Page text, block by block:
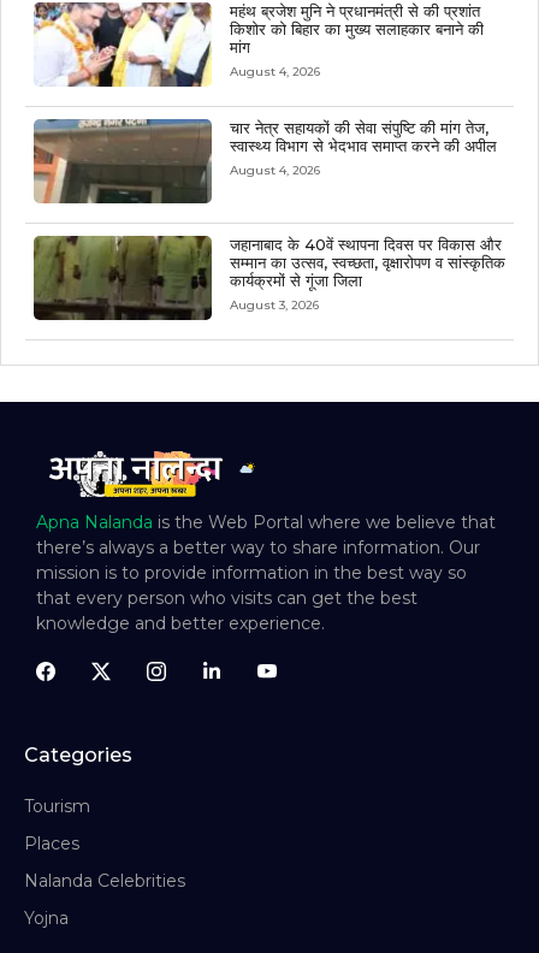
महंथ ब्रजेश मुनि ने प्रधानमंत्री से की प्रशांत
किशोर को बिहार का मुख्य सलाहकार बनाने की
मांग
August 4, 2026
चार नेत्र सहायकों की सेवा संपुष्टि की मांग तेज,
स्वास्थ्य विभाग से भेदभाव समाप्त करने की अपील
August 4, 2026
जहानाबाद के 40वें स्थापना दिवस पर विकास और
सम्मान का उत्सव, स्वच्छता, वृक्षारोपण व सांस्कृतिक
कार्यक्रमों से गूंजा जिला
August 3, 2026
Apna Nalanda is the Web Portal where we believe that
there’s always a better way to share information. Our
mission is to provide information in the best way so
that every person who visits can get the best
knowledge and better experience.
Categories
Tourism
Places
Nalanda Celebrities
Yojna